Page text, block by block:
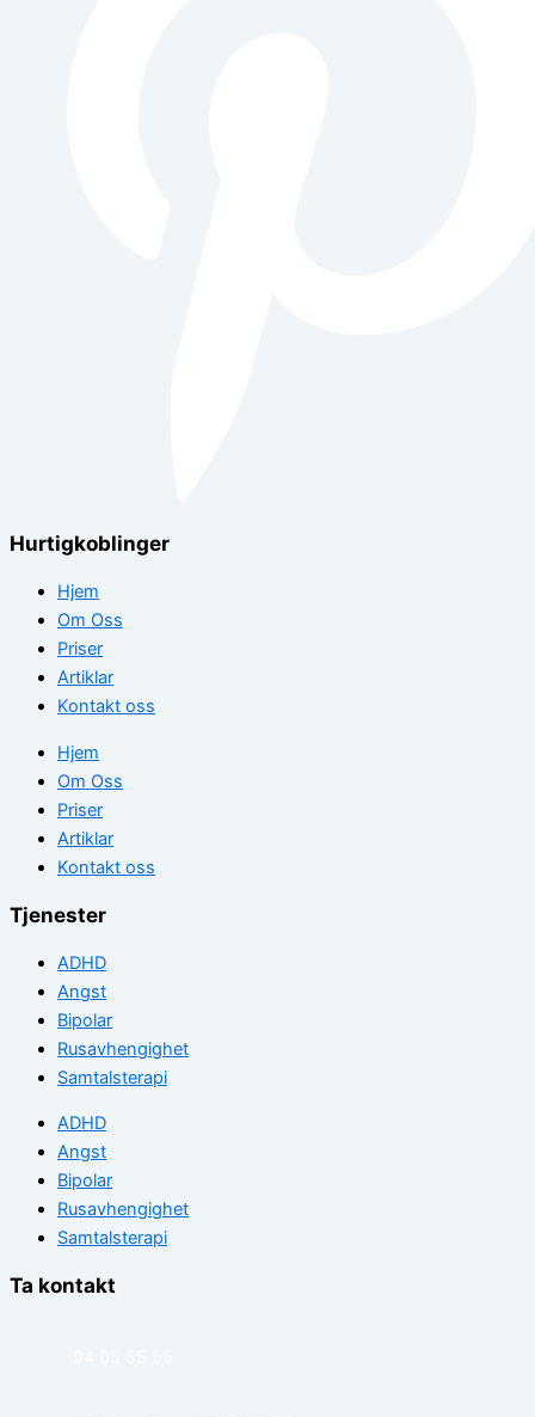
Hurtigkoblinger
Hjem
Om Oss
Priser
Artiklar
Kontakt oss
Hjem
Om Oss
Priser
Artiklar
Kontakt oss
Tjenester
ADHD
Angst
Bipolar
Rusavhengighet
Samtalsterapi
ADHD
Angst
Bipolar
Rusavhengighet
Samtalsterapi
Ta kontakt